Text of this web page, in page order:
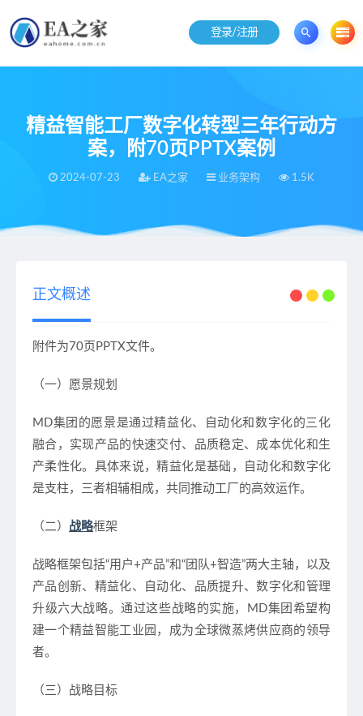
登录/注册
精益智能工厂数字化转型三年行动方
案，附70页PPTX案例
2024-07-23 EA之家 业务架构 1.5K
当前位置： 精益智能工厂数字化转型三年行动方案，附70页PPTX案例
正文概述
附件为70页PPTX文件。
（一）愿景规划
MD集团的愿景是通过精益化、自动化和数字化的三化
融合，实现产品的快速交付、品质稳定、成本优化和生
产柔性化。具体来说，精益化是基础，自动化和数字化
是支柱，三者相辅相成，共同推动工厂的高效运作。
（二） 战略框架
战略框架包括“用户+产品”和“团队+智造”两大主轴，以及
产品创新、精益化、自动化、品质提升、数字化和管理
升级六大战略。通过这些战略的实施，MD集团希望构
建一个精益智能工业园，成为全球微蒸烤供应商的领导
者。
（三）战略目标